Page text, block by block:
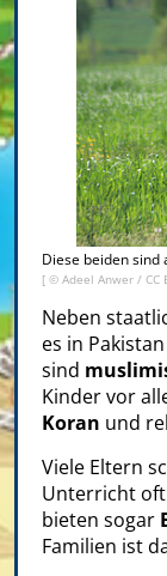
Diese beiden sind
[ © Adeel Anwer / CC
Neben
es in
sind
Kinder vor
Koran und
Viele Eltern
Unterricht oft
bieten sogar
Familien ist